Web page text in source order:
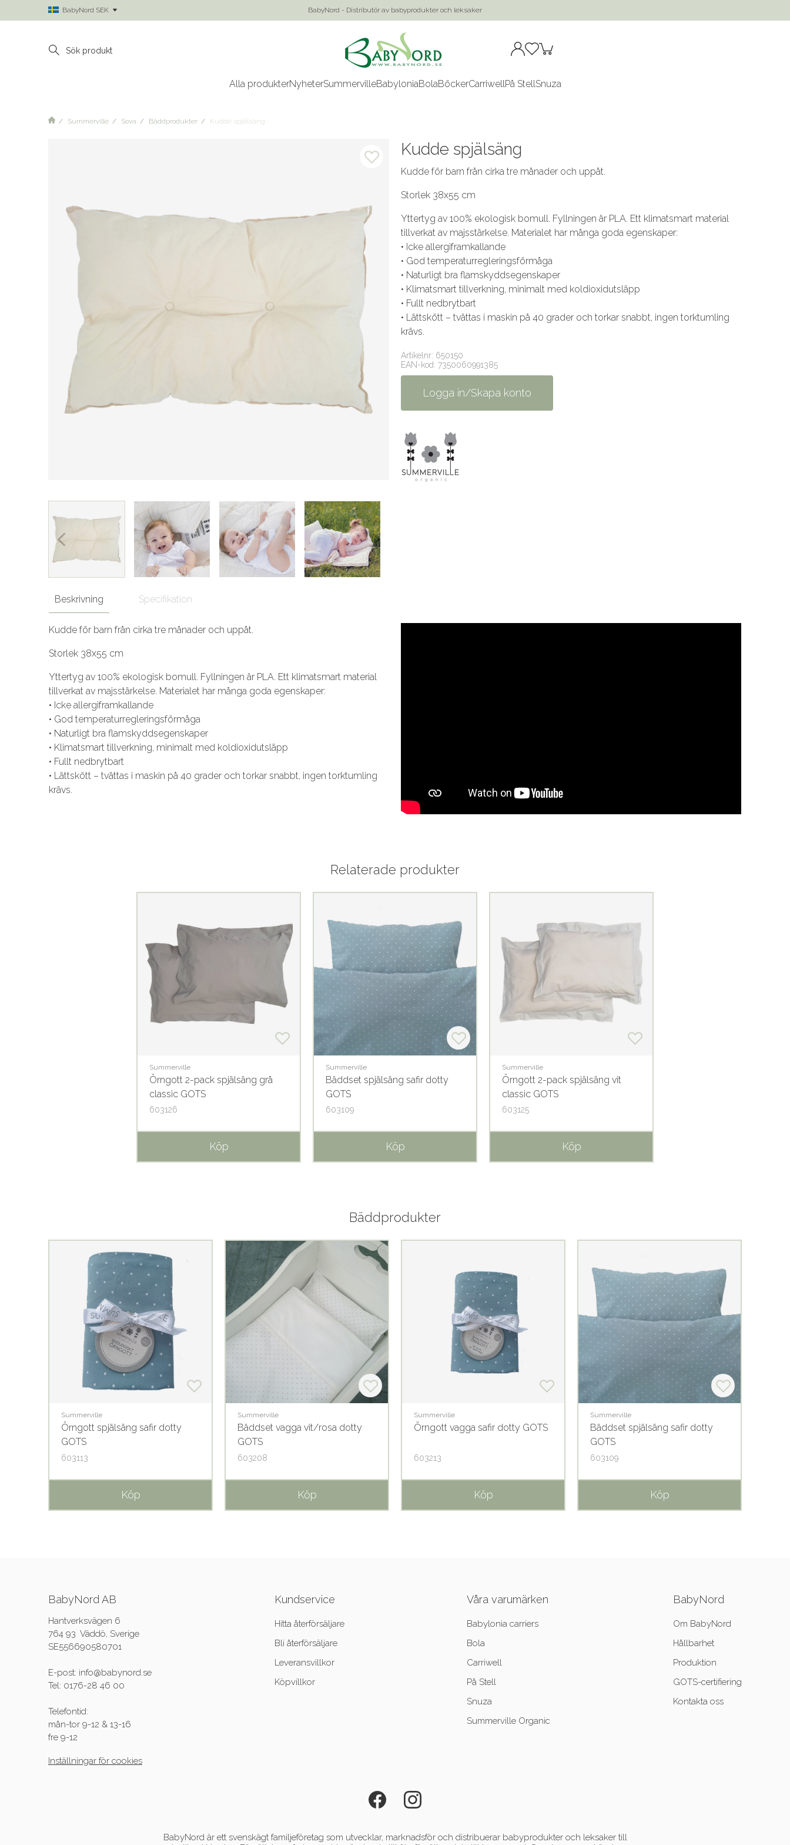
BabyNord SEK BabyNord - Distributör av babyprodukter och leksaker
Alla produkterNyheterSummervilleBabyloniaBolaBöckerCarriwellPå StellSnuza
Summerville Sova Bäddprodukter Kudde spjälsäng
Kudde spjälsäng
Kudde för barn från cirka tre månader och uppåt.
Storlek 38x55 cm
Yttertyg av 100% ekologisk bomull. Fyllningen är PLA. Ett klimatsmart material
tillverkat av majsstärkelse. Materialet har många goda egenskaper:
• Icke allergiframkallande
• God temperaturregleringsförmåga
• Naturligt bra flamskyddsegenskaper
• Klimatsmart tillverkning, minimalt med koldioxidutsläpp
• Fullt nedbrytbart
• Lättskött – tvättas i maskin på 40 grader och torkar snabbt, ingen torktumling
krävs.
Artikelnr: 650150
EAN-kod: 7350060991385
Logga in/Skapa konto
Beskrivning Specifikation
Kudde för barn från cirka tre månader och uppåt.
Storlek 38x55 cm
Yttertyg av 100% ekologisk bomull. Fyllningen är PLA. Ett klimatsmart material
tillverkat av majsstärkelse. Materialet har många goda egenskaper:
• Icke allergiframkallande
• God temperaturregleringsförmåga
• Naturligt bra flamskyddsegenskaper
• Klimatsmart tillverkning, minimalt med koldioxidutsläpp
• Fullt nedbrytbart
• Lättskött – tvättas i maskin på 40 grader och torkar snabbt, ingen torktumling
krävs.
Relaterade produkter
Summerville
Örngott 2-pack spjälsäng grå
classic GOTS
603126
Köp
Summerville
Bäddset spjälsäng safir dotty
GOTS
603109
Köp
Summerville
Örngott 2-pack spjälsäng vit
classic GOTS
603125
Köp
Bäddprodukter
Summerville
Örngott spjälsäng safir dotty
GOTS
603113
Köp
Summerville
Bäddset vagga vit/rosa dotty
GOTS
603208
Köp
Summerville
Örngott vagga safir dotty GOTS
603213
Köp
Summerville
Bäddset spjälsäng safir dotty
GOTS
603109
Köp
BabyNord AB
Hantverksvägen 6
764 93 Väddö, Sverige
SE556690580701
E-post: info@babynord.se
Tel: 0176-28 46 00
Telefontid:
mån-tor 9-12 & 13-16
fre 9-12
Inställningar för cookies
Kundservice
Hitta återförsäljare
Bli återförsäljare
Leveransvillkor
Köpvillkor
Våra varumärken
Babylonia carriers
Bola
Carriwell
På Stell
Snuza
Summerville Organic
BabyNord
Om BabyNord
Hållbarhet
Produktion
GOTS-certifiering
Kontakta oss
BabyNord är ett svenskägt familjeföretag som utvecklar, marknadsför och distribuerar babyprodukter och leksaker till